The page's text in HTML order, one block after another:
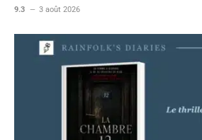
9.3 3 août 2026